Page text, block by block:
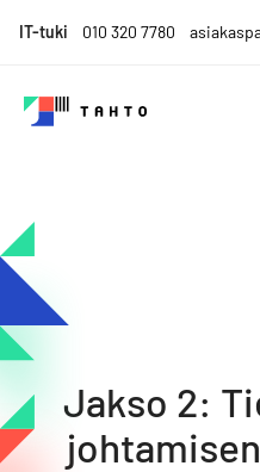
toIT-tuki 010 320 7780
Tahto
Tahdo
parempaa.
Jakso 2: